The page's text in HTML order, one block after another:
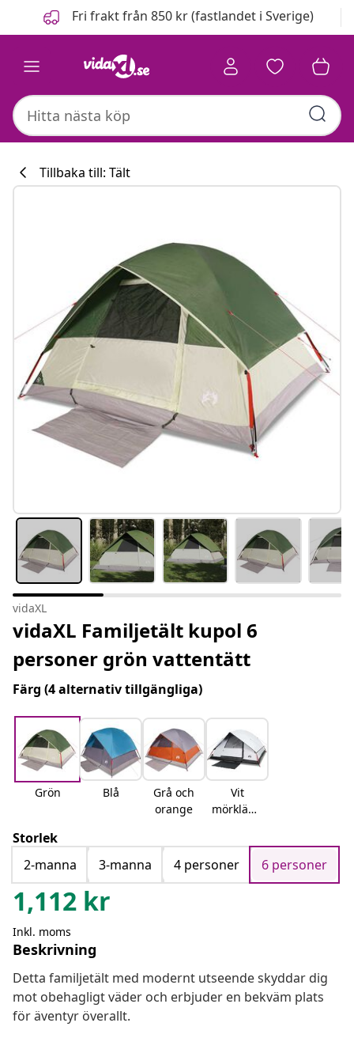
FöregåendeFri frakt från 850 kr (fastlandet i Sverige)
Tillbaka till: Tält
vidaXL
vidaXL Familjetält kupol 6
personer grön vattentätt
Färg (4 alternativ tillgängliga)
Grön Blå
Grå och
orange
Vit
mörklägg
Storlek
2-manna
3-manna 4 personer 6 personer
1,112 kr
Inkl. moms
Beskrivning
Detta familjetält med modernt utseende skyddar dig
mot obehagligt väder och erbjuder en bekväm plats
för äventyr överallt.